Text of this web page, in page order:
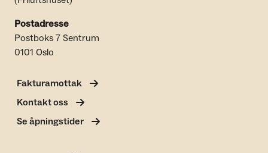
Postadresse
Postboks 7 Sentrum
0101 Oslo
Fakturamottak
Kontakt oss
Se åpningstider